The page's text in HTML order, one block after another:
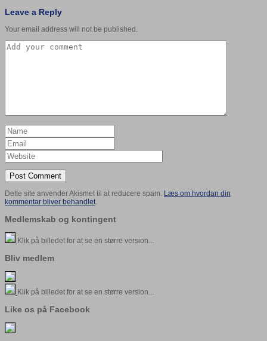
Leave a Reply
Your email address will not be published.
Dette site anvender Akismet til at reducere spam. Læs om hvordan din
kommentar bliver behandlet.
Medlemskab og kontingent
Klik på billedet for at se en større version...
Bliv medlem
Klik på billedet for at se en større version...
Like os på Facebook